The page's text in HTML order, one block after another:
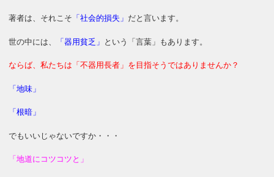
著者は、それこそ 「社会的損失」 だと言います。
世の中には、 「器用貧乏」 という「言葉」もあります。
ならば、私たちは「不器用長者」を目指そうではありませんか？
「地味」
「根暗」
でもいいじゃないですか・・・
「地道にコツコツと」